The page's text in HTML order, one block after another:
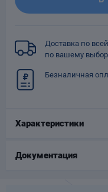
Доставка по
по вашему
Безналичная
Характеристики
Документация